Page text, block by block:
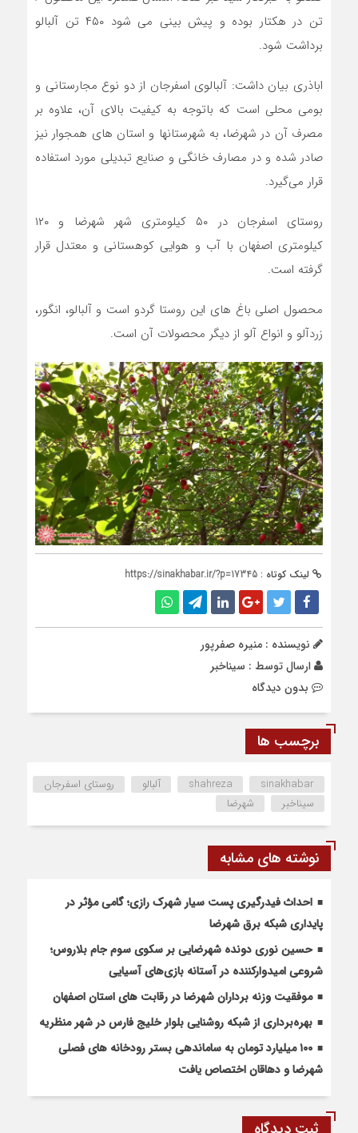
تن در هکتار بوده و پیش بینی می شود ۴۵۰ تن آلبالو
برداشت شود.
اباذری بیان داشت: آلبالوی اسفرجان از دو نوع مجارستانی و
بومی محلی است که باتوجه به کیفیت بالای آن، علاوه بر
مصرف آن در شهرضا، به شهرستانها و استان های همجوار نیز
صادر شده و در مصارف خانگی و صنایع تبدیلی مورد استفاده
قرار می‌گیرد.
روستای اسفرجان در ۵۰ کیلومتری شهر شهرضا و ۱۲۰
کیلومتری اصفهان با آب و هوایی کوهستانی و معتدل قرار
گرفته است.
محصول اصلی باغ های این روستا گردو است و آلبالو، انگور،
زردآلو و انواع آلو از دیگر محصولات آن است.
لینک کوتاه : https://sinakhabar.ir/?p=17345
نویسنده : منیره صفرپور
ارسال توسط : سیناخبر
بدون دیدگاه
برچسب ها
shahreza sinakhabar آلبالو
روستای اسفرجان
سیناخبر
شهرضا
نوشته های مشابه
احداث فیدرگیری پست سیار شهرک رازی؛ گامی مؤثر در
پایداری شبکه برق شهرضا
حسین نوری دونده شهرضایی بر سکوی سوم جام بلاروس؛
شروعی امیدوارکننده در آستانه بازی‌های آسیایی
موفقیت وزنه برداران شهرضا در رقابت های استان اصفهان
بهره‌برداری از شبکه روشنایی بلوار خلیج فارس در شهر منظریه
۱۰۰ میلیارد تومان به ساماندهی بستر رودخانه های فصلی
شهرضا و دهاقان اختصاص یافت